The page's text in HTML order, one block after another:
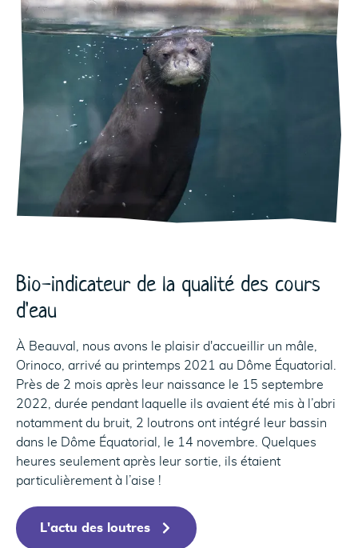
Bio-indicateur de la qualité des cours
d'eau
À Beauval, nous avons le plaisir d'accueillir un mâle,
Orinoco, arrivé au printemps 2021 au Dôme Équatorial.
Près de 2 mois après leur naissance le 15 septembre
2022, durée pendant laquelle ils avaient été mis à l’abri
notamment du bruit, 2 loutrons ont intégré leur bassin
dans le Dôme Équatorial, le 14 novembre. Quelques
heures seulement après leur sortie, ils étaient
particulièrement à l’aise !
L'actu des loutres